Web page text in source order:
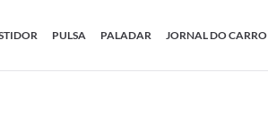
PULSA PALADAR JORNAL DO CARRO